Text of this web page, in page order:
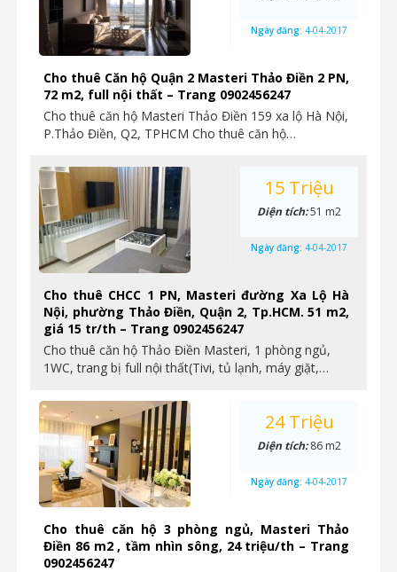
Cho thuê Căn hộ Quận 2 Masteri Thảo Điền 2 PN,
72 m2, full nội thất – Trang 0902456247
Cho thuê căn hộ Masteri Thảo Điền 159 xa lộ Hà Nội,
P.Thảo Điền, Q2, TPHCM Cho thuê căn hộ…
Ngày đăng: 4-04-2017
Cho thuê CHCC 1 PN, Masteri đường Xa Lộ Hà
Nội, phường Thảo Điền, Quận 2, Tp.HCM. 51 m2,
giá 15 tr/th – Trang 0902456247
Cho thuê căn hộ Thảo Điền Masteri, 1 phòng ngủ,
1WC, trang bị full nội thất(Tivi, tủ lạnh, máy giặt,…
15 Triệu
Diện tích:51 m2
Ngày đăng: 4-04-2017
Cho thuê căn hộ 3 phòng ngủ, Masteri Thảo
Điền 86 m2 , tầm nhìn sông, 24 triệu/th – Trang
0902456247
24 Triệu
Diện tích:86 m2
Ngày đăng: 4-04-2017